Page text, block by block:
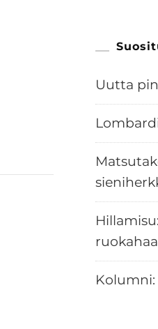
Uutta